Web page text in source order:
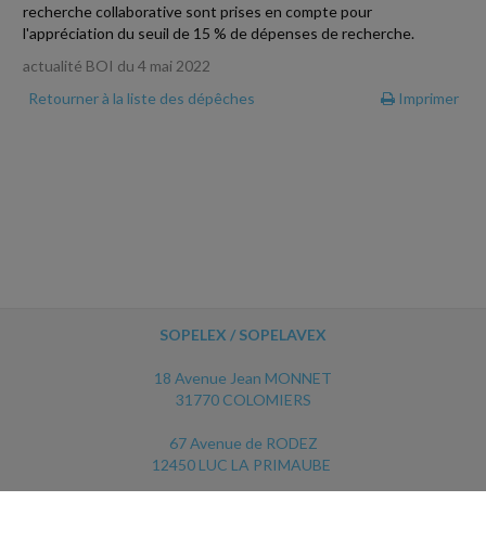
recherche collaborative sont prises en compte pour
l'appréciation du seuil de 15 % de dépenses de recherche.
actualité BOI du 4 mai 2022
Retourner à la liste des dépêches
Imprimer
SOPELEX / SOPELAVEX
18 Avenue Jean MONNET
31770 COLOMIERS
67 Avenue de RODEZ
12450 LUC LA PRIMAUBE